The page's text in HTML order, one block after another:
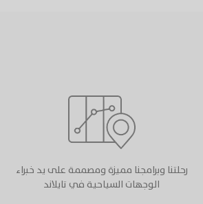
رحلتنا وبرامجنا مميزة ومصممة على يد خبراء
الوجهات السياحية في تايلاند